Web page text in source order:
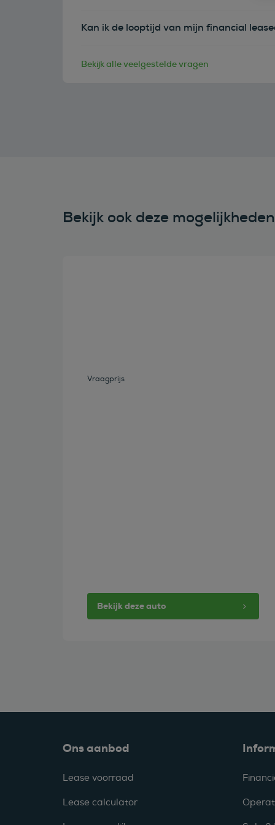
Kan ik de looptijd van mijn financial
Bekijk alle veelgestelde vragen
Bekijk ook deze
Vraagprijs
Bekijk deze auto
Ons aanbod
Lease voorraad
Lease calculator